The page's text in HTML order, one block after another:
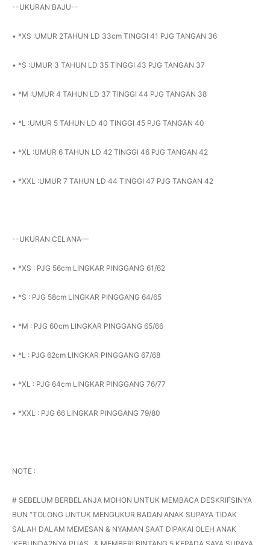
--UKURAN BAJU--
• *XS :UMUR 2TAHUN LD 33cm TINGGI 41 PJG TANGAN 36
• *S :UMUR 3 TAHUN LD 35 TINGGI 43 PJG TANGAN 37
• *M :UMUR 4 TAHUN LD 37 TINGGI 44 PJG TANGAN 38
• *L :UMUR 5 TAHUN LD 40 TINGGI 45 PJG TANGAN 40
• *XL :UMUR 6 TAHUN LD 42 TINGGI 46 PJG TANGAN 42
• *XXL :UMUR 7 TAHUN LD 44 TINGGI 47 PJG TANGAN 42
--UKURAN CELANA—
• *XS : PJG 56cm LINGKAR PINGGANG 61/62
• *S : PJG 58cm LINGKAR PINGGANG 64/65
• *M : PJG 60cm LINGKAR PINGGANG 65/66
• *L : PJG 62cm LINGKAR PINGGANG 67/68
• *XL : PJG 64cm LINGKAR PINGGANG 76/77
• *XXL : PJG 66 LINGKAR PINGGANG 79/80
NOTE :
# SEBELUM BERBELANJA MOHON UNTUK MEMBACA DESKRIFSINYA
BUN “TOLONG UNTUK MENGUKUR BADAN ANAK SUPAYA TIDAK
SALAH DALAM MEMESAN & NYAMAN SAAT DIPAKAI OLEH ANAK